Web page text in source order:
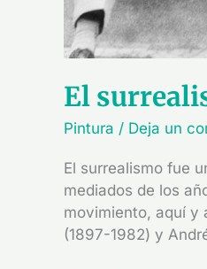
El
Pintura / Deja un
El surrealismo fue
mediados de los
movimiento, aquí y
(1897-1982) y